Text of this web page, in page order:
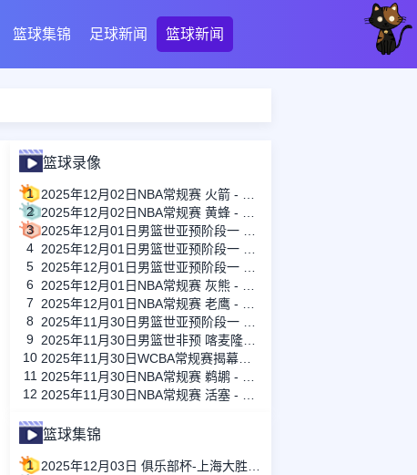
篮球集锦 足球新闻 篮球新闻
篮球录像
1
2
3
4
5
6
7
8
9
10
11
12
篮球集锦
1